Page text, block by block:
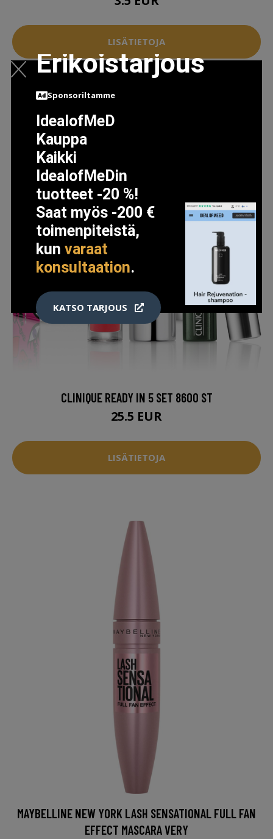
LISÄTIETOJA
CLINIQUE READY IN 5 SET 8600 ST
25.5 EUR
LISÄTIETOJA
MAYBELLINE NEW YORK LASH SENSATIONAL FULL FAN
EFFECT MASCARA VERY
Erikoistarjous
Sponsoriltamme
IdealofMeD
Kauppa
Kaikki
IdealofMeDin
tuotteet -20 %!
Saat myös -200 €
toimenpiteistä,
kunvaraat
konsultaation.
KATSO TARJOUS